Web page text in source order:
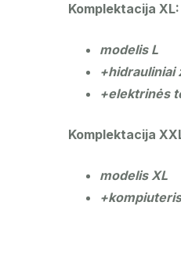
Komplektacija XL:
modelis L
+hidrauliniai
+elektrinės
Komplektacija
modelis XL
+kompiuteris